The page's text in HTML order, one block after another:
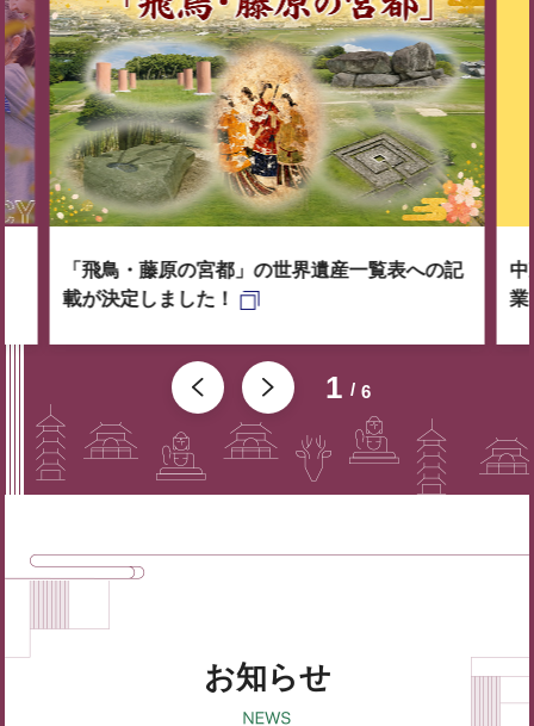
1 6
「飛鳥・藤原の宮都」の世界遺産一覧表への記
載が決定しました！
中
業
お知らせ